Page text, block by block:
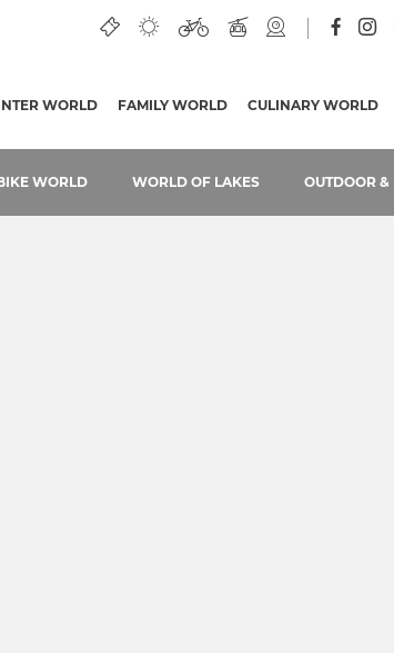
STRÁNKA)
WORLD WORLD OF LAKES OUTDOOR
WORLD FAMILY WORLD CULINARY WORLD